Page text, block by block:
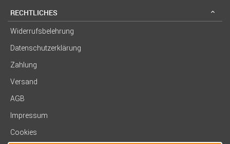
RECHTLICHES
Widerrufsbelehrung
Datenschutzerklärung
Zahlung
Versand
AGB
Impressum
Cookies